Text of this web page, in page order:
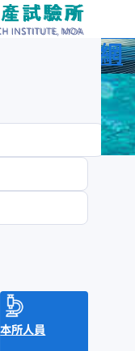
全球資訊網
本所人員